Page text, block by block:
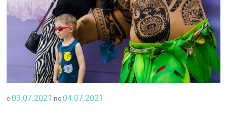
с 03.07.2021 по 04.07.2021